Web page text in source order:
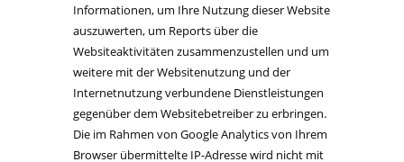
Informationen, um Ihre Nutzung dieser Website
auszuwerten, um Reports über die
Websiteaktivitäten zusammenzustellen und um
weitere mit der Websitenutzung und der
Internetnutzung verbundene Dienstleistungen
gegenüber dem Websitebetreiber zu erbringen.
Die im Rahmen von Google Analytics von Ihrem
Browser übermittelte IP-Adresse wird nicht mit